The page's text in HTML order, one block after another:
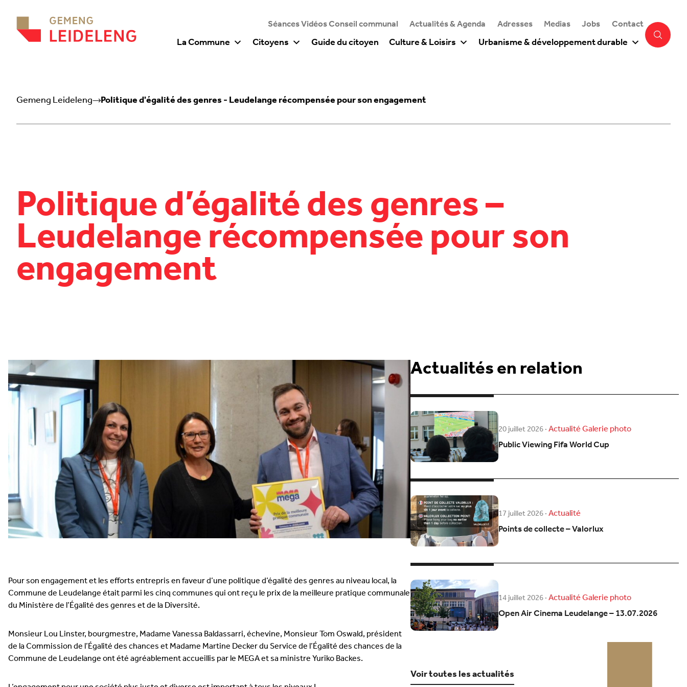
Séances Vidéos Conseil communal Actualités & Agenda Adresses Medias Jobs Contact
La Commune Citoyens Guide du citoyen Culture & Loisirs Urbanisme & développement durable
Gemeng Leideleng Politique d'égalité des genres - Leudelange récompensée pour son engagement
Politique d’égalité des genres –
Leudelange récompensée pour son
engagement
Pour son engagement et les efforts entrepris en faveur d’une politique d’égalité des genres au niveau local, la
Commune de Leudelange était parmi les cinq communes qui ont reçu le prix de la meilleure pratique communale
du Ministère de l’Égalité des genres et de la Diversité.
Monsieur Lou Linster, bourgmestre, Madame Vanessa Baldassarri, échevine, Monsieur Tom Oswald, président
de la Commission de l’Égalité des chances et Madame Martine Decker du Service de l’Égalité des chances de la
Commune de Leudelange ont été agréablement accueillis par le MEGA et sa ministre Yuriko Backes.
Actualités en relation
20 juillet 2026·ActualitéGalerie photo
Public Viewing Fifa World Cup
17 juillet 2026·Actualité
Points de collecte – Valorlux
14 juillet 2026·ActualitéGalerie photo
Open Air Cinema Leudelange – 13.07.2026
Voir toutes les actualités